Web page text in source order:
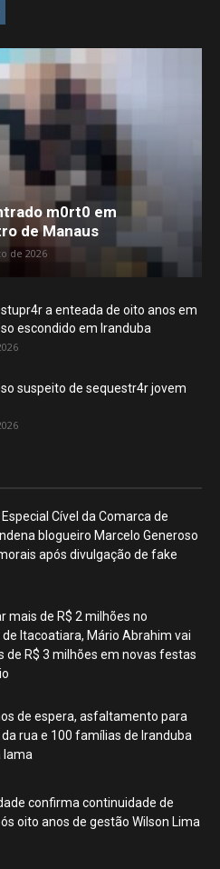
m0rt0 em
de Manaus
de 2026
a enteada de oito anos em
escondido em Iranduba
suspeito de sequestr4r jovem
Cível da Comarca de
blogueiro Marcelo Generoso
após divulgação de fake
mais de R$ 2 milhões no
Itacoatiara, Mário Abrahim vai
de R$ 3 milhões em novas festas
de espera, asfaltamento para
rua e 100 famílias de Iranduba
lama
confirma continuidade de
oito anos de gestão Wilson Lima